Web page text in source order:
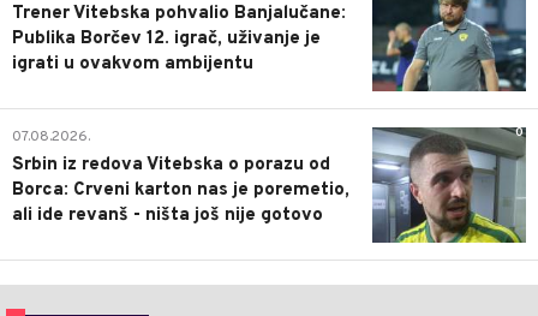
Trener Vitebska pohvalio Banjalučane:
Publika Borčev 12. igrač, uživanje je
igrati u ovakvom ambijentu
0
07.08.2026.
Srbin iz redova Vitebska o porazu od
Borca: Crveni karton nas je poremetio,
ali ide revanš - ništa još nije gotovo